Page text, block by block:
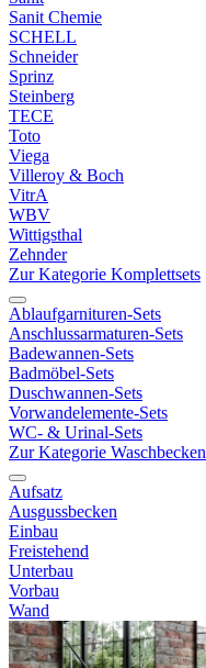
Sanit Chemie
SCHELL
Schneider
Sprinz
Steinberg
TECE
Toto
Viega
Villeroy & Boch
VitrA
WBV
Wittigsthal
Zehnder
Zur Kategorie Komplettsets
Ablaufgarnituren-Sets
Anschlussarmaturen-Sets
Badewannen-Sets
Badmöbel-Sets
Duschwannen-Sets
Vorwandelemente-Sets
WC- & Urinal-Sets
Zur Kategorie Waschbecken
Aufsatz
Ausgussbecken
Einbau
Freistehend
Unterbau
Vorbau
Wand